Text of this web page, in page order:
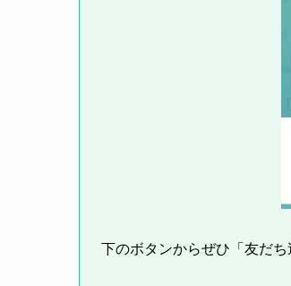
下のボタンからぜひ「友だ